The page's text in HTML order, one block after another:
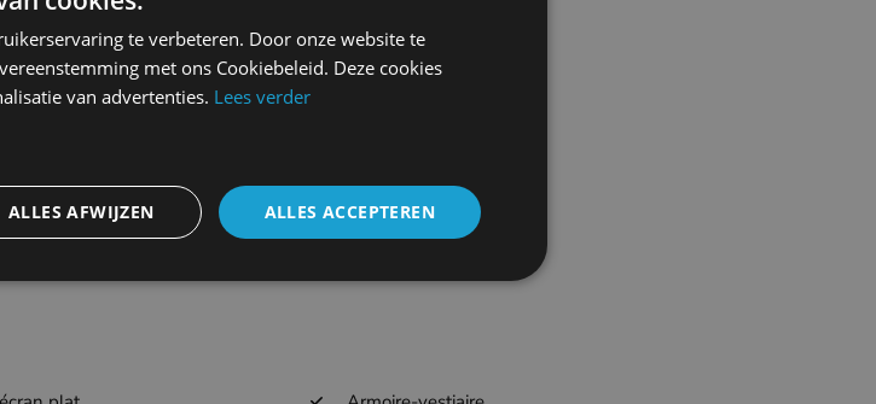
te verbeteren. Door onze website te
met ons Cookiebeleid. Deze cookies
van advertenties. Lees verder
ALLES ACCEPTEREN
ALLES AFWIJZEN